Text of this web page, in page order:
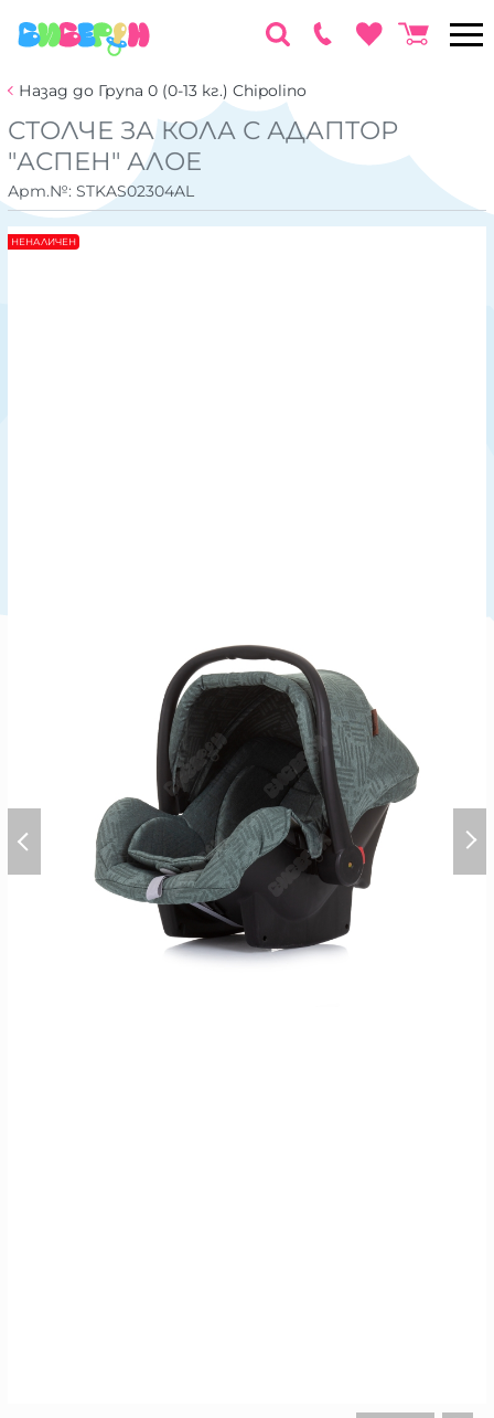
Назад до Група 0 (0-13 кг.) Chipolino
СТОЛЧЕ ЗА КОЛА С АДАПТОР
"АСПЕН" АЛОЕ
Арт.№: STKAS02304AL
НЕНАЛИЧЕН